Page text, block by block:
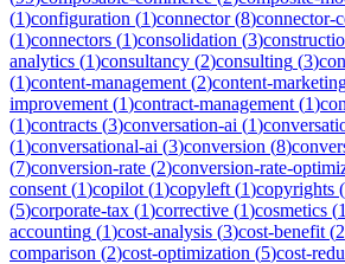
(1)configuration (1)connector(8)connector-
(1)connectors (1)consolidation (3)
analytics (1)consultancy (2)consulting (3)
(1)content-management (2)content-
improvement (1)contract-management (1)
(1)contracts (3)conversation-ai (1)
(1)conversational-ai (3)conversion (8)
(7)conversion-rate (2)conversion-rate-
consent (1)copilot (1)copyleft (1)copyrights (
(5)corporate-tax (1)corrective (1)cosmetics (1
accounting (1)cost-analysis (3)cost-benefit (2
comparison (2)cost-optimization (5)cost-